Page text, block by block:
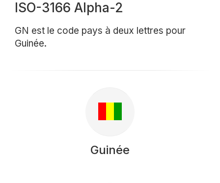
ISO-3166 Alpha-2
GN est le code pays à deux lettres pour
Guinée.
Guinée